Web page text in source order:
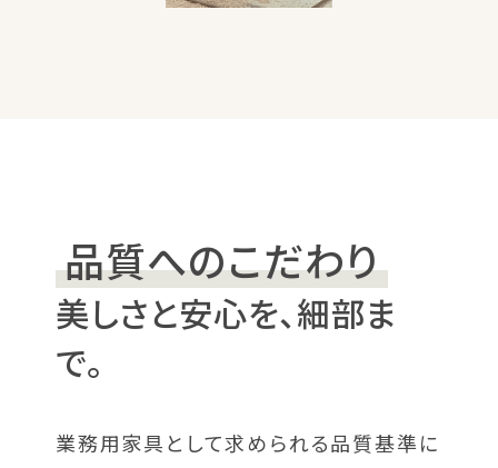
品質へのこだわり
美しさと安心を、細部ま
で。
業務用家具として求められる品質基準に